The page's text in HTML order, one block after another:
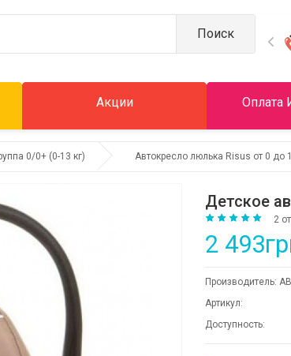
Поиск
Акции Оплата
0/0+ (0-13 кг) Автокресло люлька Risus от 0 до
Детское
2
2
Производитель:
Артикул:
Доступность: